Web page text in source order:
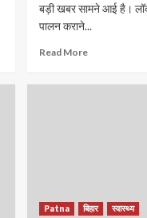
बड़ी खबर सामने आई है।
पालन कराने...
Read More
Patna बिहार स्वास्थ्य